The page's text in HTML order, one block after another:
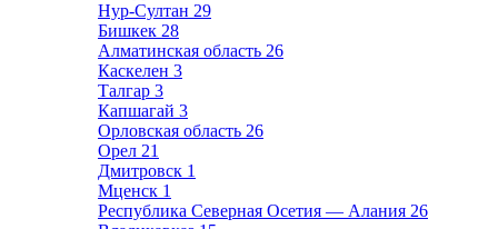
Нур-Султан 29
Бишкек 28
Алматинская область 26
Каскелен 3
Талгар 3
Капшагай 3
Орловская область 26
Орел 21
Дмитровск 1
Мценск 1
Республика Северная Осетия — Алания 26